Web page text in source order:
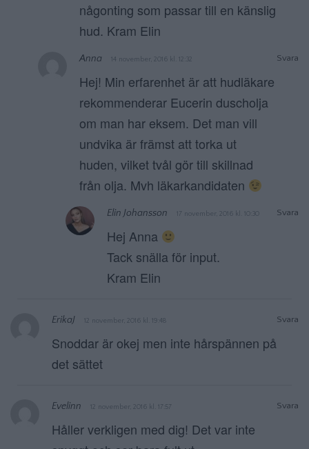
någonting som passar till en känslig
hud. Kram Elin
Svara
Anna 14 november, 2016 kl. 12:32
Hej! Min erfarenhet är att hudläkare
rekommenderar Eucerin duscholja
om man har eksem. Det man vill
undvika är främst att torka ut
huden, vilket tvål gör till skillnad
från olja. Mvh läkarkandidaten
Svara
Elin Johansson 17 november, 2016 kl. 10:30
Hej Anna
Tack snälla för input.
Kram Elin
Svara
ErikaJ 12 november, 2016 kl. 19:48
Snoddar är okej men inte hårspännen på
det sättet
Svara
Evelinn 12 november, 2016 kl. 17:57
Håller verkligen med dig! Det var inte